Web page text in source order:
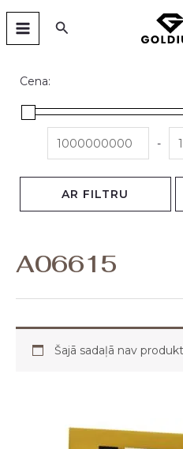
SkipMAIN
MENU
Search
Cena:
-
AR FILTRU
A06615
Šajā sadaļā nav